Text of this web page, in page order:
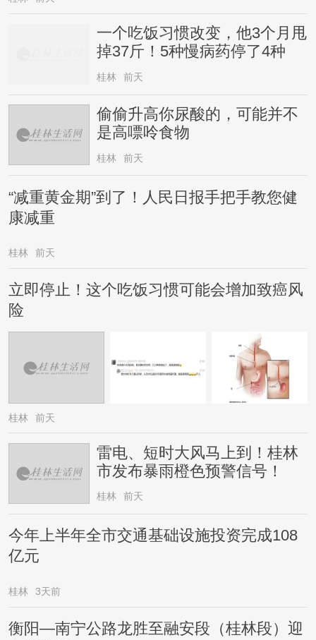
一个吃饭习惯改变，他3个月甩
掉37斤！5种慢病药停了4种
桂林 前天
偷偷升高你尿酸的，可能并不
是高嘌呤食物
桂林 前天
“减重黄金期”到了！人民日报手把手教您健
康减重
桂林 前天
立即停止！这个吃饭习惯可能会增加致癌风
险
桂林 前天
雷电、短时大风马上到！桂林
市发布暴雨橙色预警信号！
桂林 前天
今年上半年全市交通基础设施投资完成108
亿元
桂林 3天前
衡阳—南宁公路龙胜至融安段（桂林段）迎